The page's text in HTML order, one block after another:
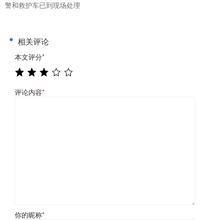
警和救护车已到现场处理
相关评论
本文评分*
评论内容*
你的昵称*